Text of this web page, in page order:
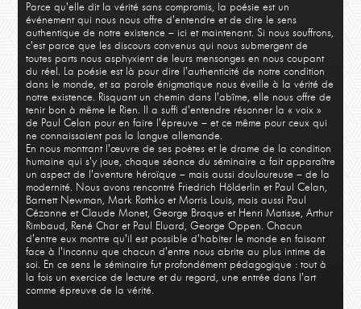
Parce qu'elle dit la vérité sans compromis, la poésie est un
événement qui nous nous offre d'entendre et de dire le sens
authentique de notre existence – ici et maintenant. Si nous souffrons,
c'est parce que les discours convenus qui nous submergent de
toutes parts nous asphyxient de leurs mensonges en nous coupant
du réel. La poésie est là pour dire l'authenticité de notre condition
dans le monde, et sa parole énigmatique nous éveille à la vérité de
notre existence. Risquant un chemin dans l'abîme, elle nous offre de
tenir bon à même le Rien. Il a suffi d'entendre résonner la « voix »
de Paul Celan pour en faire l'épreuve – et ce même pour ceux qui
ne connaissaient pas la langue allemande.
En nous montrant l'œuvre de ses poètes et le drame de la condition
humaine qui s'y joue, chaque séance du séminaire a fait apparaître
un aspect de l'aventure héroïque – mais aussi douloureuse – de la
modernité. Nous avons rencontré Friedrich Hölderlin et Paul Celan,
Barnett Newman, Mark Rothko et Morris Louis, mais aussi Paul
Cézanne et Claude Monet, George Braque et Henri Matisse, Arthur
Rimbaud, René Char et Paul Eluard, George Oppen. Chacun
d'entre eux montre qu'il est possible d'habiter le monde en faisant
face à l'inconnu que chacun d'entre nous abrite au plus intime de
soi. En ce sens le séminaire fut profondément pédagogique : tout à
la fois un exercice de lecture et du regard, une entrée dans l'art
comme épreuve de la vérité.